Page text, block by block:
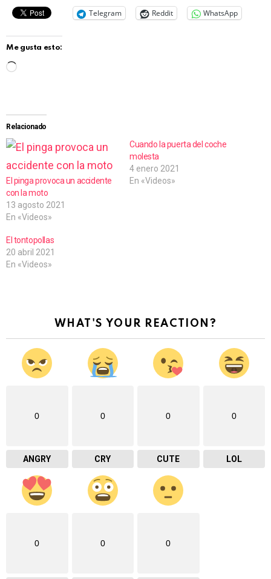
Telegram Reddit WhatsApp
Me gusta esto:
g
a
d
o
.
.
Relacionado
El pinga provoca un accidente
con la moto
13 agosto 2021
En «Videos»
Cuando la puerta del coche
molesta
4 enero 2021
En «Videos»
El tontopollas
20 abril 2021
En «Videos»
WHAT'S YOUR REACTION?
0
ANGRY
0
CRY
0
CUTE
0
LOL
0 0 0